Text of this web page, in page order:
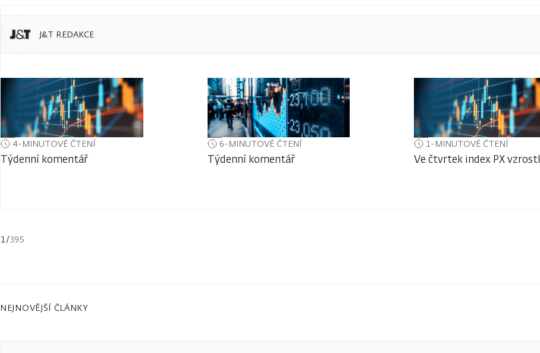
J&T REDAKCE
4-MINUTOVÉ ČTENÍ
Týdenní komentář
6-MINUTOVÉ ČTENÍ
Týdenní komentář
1-MINUTOVÉ ČTENÍ
Ve čtvrtek index PX vzrostl
1 /395
NEJNOVĚJŠÍ ČLÁNKY